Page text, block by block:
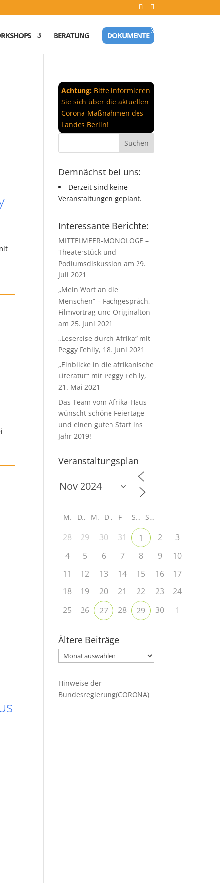
BERATUNG DOKUMENTE
Achtung: Bitte informieren
Sie sich über die aktuellen
Corona-Maßnahmen des
Landes Berlin!
Demnächst bei uns:
Derzeit sind keine
Veranstaltungen geplant.
Interessante Berichte:
MITTELMEER-MONOLOGE –
Theaterstück und
Podiumsdiskussion am 29.
Juli 2021
„Mein Wort an die
Menschen“ – Fachgespräch,
Filmvortrag und Originalton
am 25. Juni 2021
„Lesereise durch Afrika“ mit
Peggy Fehily, 18. Juni 2021
„Einblicke in die afrikanische
Literatur“ mit Peggy Fehily,
21. Mai 2021
Das Team vom Afrika-Haus
wünscht schöne Feiertage
und einen guten Start ins
Jahr 2019!
Veranstaltungsplan
M D M D F S S
28 29 30 31 1 2
3
4
5 6 7 8 9
10
11
12 13 14 15 16
17
18
19 20 21 22 23
24
25
26 27 28 29 30 1
Ältere Beiträge
Ältere
Beiträge
Hinweise der
Bundesregierung(CORONA)